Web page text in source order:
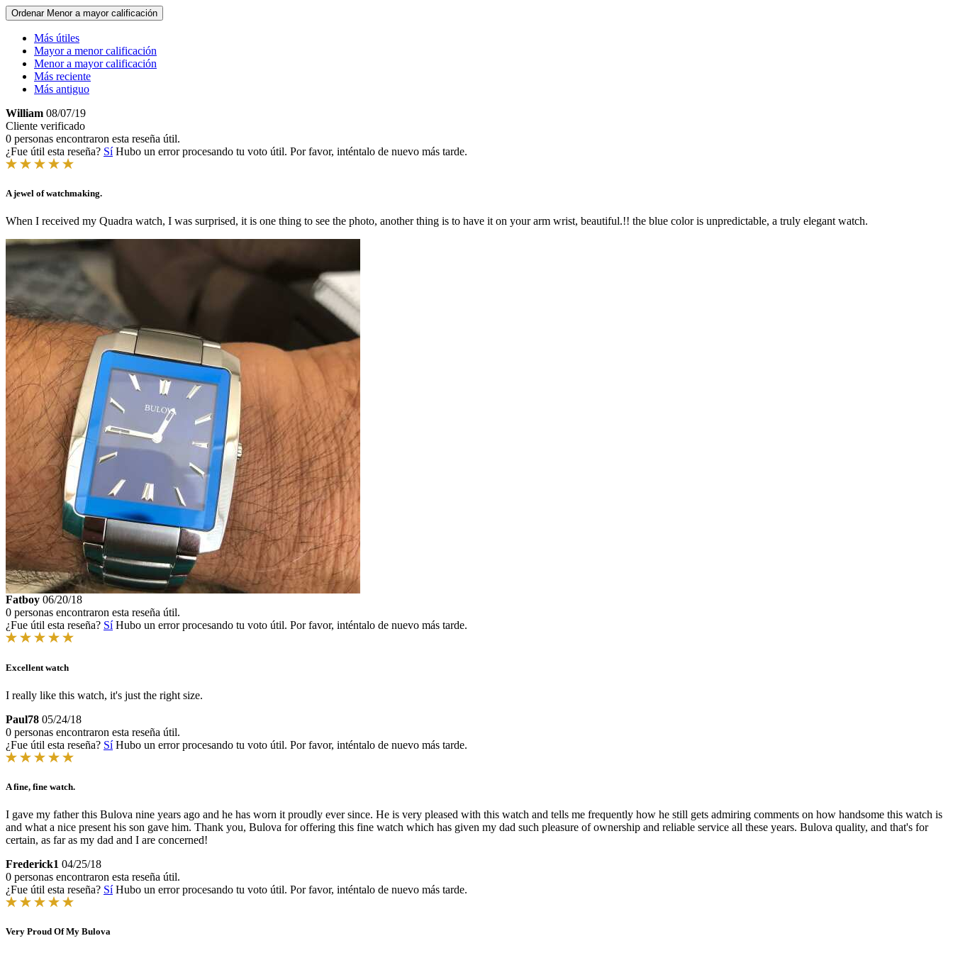
Ordenar Menor a mayor calificación
Más útiles
Mayor a menor calificación
Menor a mayor calificación
Más reciente
Más antiguo
William 08/07/19
Cliente verificado
0 personas encontraron esta reseña útil.
¿Fue útil esta reseña? Sí Hubo un error procesando tu voto útil. Por favor, inténtalo de nuevo más tarde.
A jewel of watchmaking.
When I received my Quadra watch, I was surprised, it is one thing to see the photo, another thing is to have it on your arm wrist, beautiful.!! the blue color is unpredictable, a truly elegant watch.
Fatboy 06/20/18
0 personas encontraron esta reseña útil.
¿Fue útil esta reseña? Sí Hubo un error procesando tu voto útil. Por favor, inténtalo de nuevo más tarde.
Excellent watch
I really like this watch, it's just the right size.
Paul78 05/24/18
0 personas encontraron esta reseña útil.
¿Fue útil esta reseña? Sí Hubo un error procesando tu voto útil. Por favor, inténtalo de nuevo más tarde.
A fine, fine watch.
I gave my father this Bulova nine years ago and he has worn it proudly ever since. He is very pleased with this watch and tells me frequently how he still gets admiring comments on how handsome this watch is
and what a nice present his son gave him. Thank you, Bulova for offering this fine watch which has given my dad such pleasure of ownership and reliable service all these years. Bulova quality, and that's for
certain, as far as my dad and I are concerned!
Frederick1 04/25/18
0 personas encontraron esta reseña útil.
¿Fue útil esta reseña? Sí Hubo un error procesando tu voto útil. Por favor, inténtalo de nuevo más tarde.
Very Proud Of My Bulova